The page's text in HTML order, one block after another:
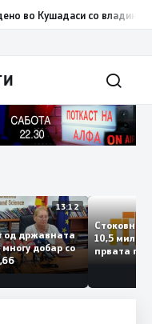
Кушадаси со владиниот
13:12
од државната
е многу добар со
3,66
10,5
првата